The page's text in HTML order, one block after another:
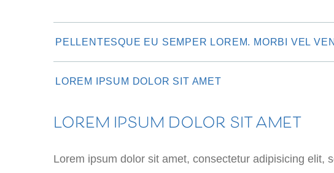
PELLENTESQUE EU SEMPER LOREM. MORBI VEL
LOREM IPSUM DOLOR SIT AMET
LOREM IPSUM DOLOR SIT AMET
Lorem ipsum dolor sit amet, consectetur adipisicing elit,